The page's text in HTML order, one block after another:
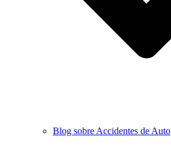
Blog sobre Accidentes de Auto